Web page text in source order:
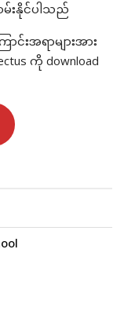
မ်းနိုင်ပါသည်
းအရာများအား
ကို download